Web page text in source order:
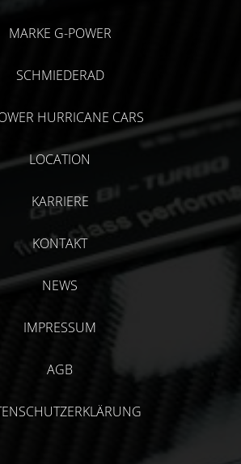
MARKE G-POWER
SCHMIEDERAD
HURRICANE CARS
LOCATION
KARRIERE
KONTAKT
NEWS
IMPRESSUM
AGB